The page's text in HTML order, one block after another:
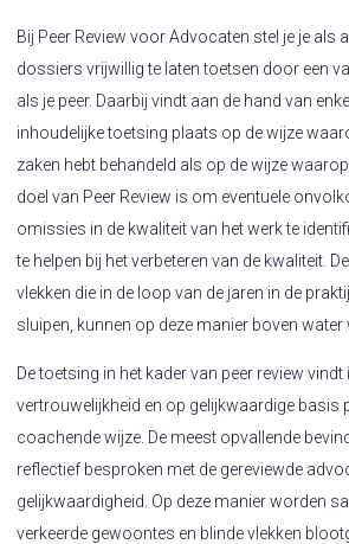
Bij Peer Review voor Advocaten stel je je als
dossiers vrijwillig te laten toetsen door een
als je peer. Daarbij vindt aan de hand van
inhoudelijke toetsing plaats op de wijze
zaken hebt behandeld als op de wijze
doel van Peer Review is om eventuele
omissies in de kwaliteit van het werk te
te helpen bij het verbeteren van de kwaliteit.
vlekken die in de loop van de jaren in de
sluipen, kunnen op deze manier boven water
De toetsing in het kader van peer review
vertrouwelijkheid en op gelijkwaardige basis
coachende wijze. De meest opvallende
reflectief besproken met de gereviewde
gelijkwaardigheid. Op deze manier worden
verkeerde gewoontes en blinde vlekken